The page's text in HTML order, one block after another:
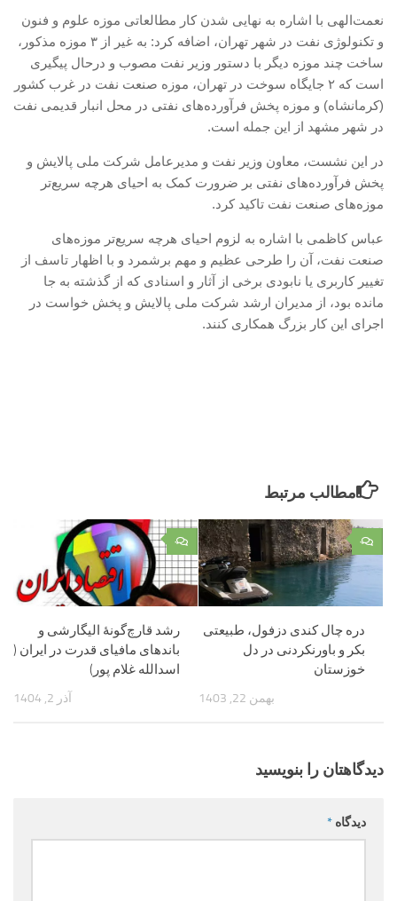
نعمت‌الهی با اشاره به نهایی شدن کار مطالعاتی موزه علوم و فنون
و تکنولوژی نفت در شهر تهران، اضافه کرد: به غیر از ۳ موزه مذکور،
ساخت چند موزه دیگر با دستور وزیر نفت مصوب و درحال پیگیری
است که ۲ جایگاه سوخت در تهران، موزه صنعت نفت در غرب کشور
(کرمانشاه) و موزه پخش فرآورده‌های نفتی در محل انبار قدیمی نفت
در شهر مشهد از این جمله است.
در این نشست، معاون وزیر نفت و مدیرعامل شرکت ملی پالایش و
پخش فرآورده‌های نفتی بر ضرورت کمک به احیای هرچه سریع‌تر
موزه‌های صنعت نفت تاکید کرد.
عباس کاظمی با اشاره به لزوم احیای هرچه سریع‌تر موزه‌های
صنعت نفت، آن را طرحی عظیم و مهم برشمرد و با اظهار تاسف از
تغییر کاربری یا نابودی برخی از آثار و اسنادی که از گذشته به جا
مانده ‌بود، از مدیران ارشد شرکت ملی پالایش و پخش خواست در
اجرای این کار بزرگ همکاری کنند.
مطالب مرتبط
۰
رشد قارچ‌گونهٔ الیگارشی و
باندهای مافیای قدرت در ایران (
اسدالله غلام پور)
آذر 2, 1404
۰
دره چال کندی دزفول، طبیعتی
بکر و باورنکردنی در دل
خوزستان
بهمن 22, 1403
دیدگاهتان را بنویسید
دیدگاه *